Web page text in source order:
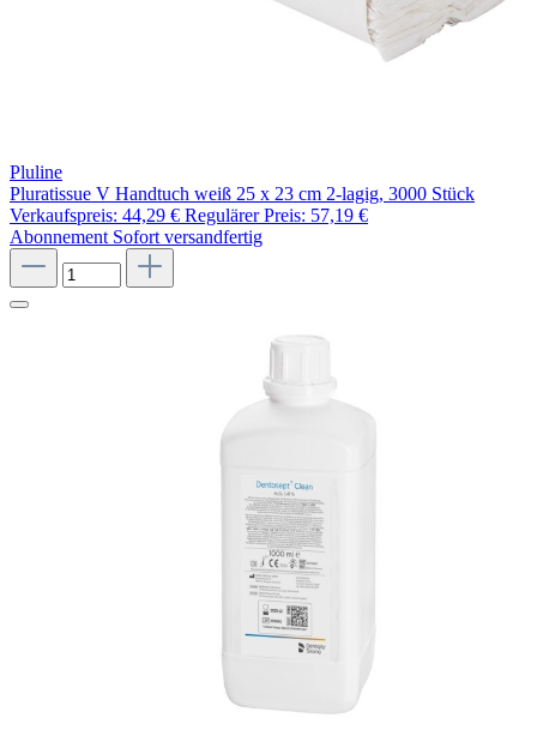
Pluline
Pluratissue V Handtuch weiß 25 x 23 cm 2-lagig, 3000 Stück
Verkaufspreis: 44,29 € Regulärer Preis: 57,19 €
Abonnement Sofort versandfertig